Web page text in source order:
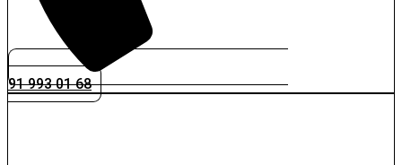
91 993 01 68